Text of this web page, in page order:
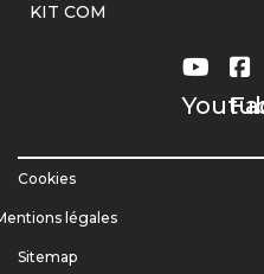
KIT COM
Cookies
légales
Sitemap